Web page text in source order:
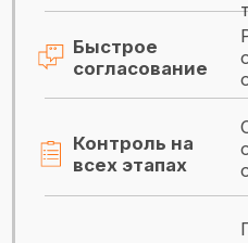
Ответственное
хранение и складская